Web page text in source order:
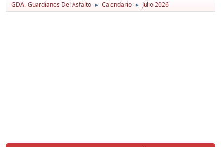
GDA.-Guardianes Del Asfalto ► Calendario ► Julio 2026